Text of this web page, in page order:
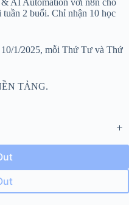
AI Automation với n8n cho
2 buổi. Chỉ nhận 10 học
1/2025, mỗi Thứ Tư và Thứ
TẢNG.